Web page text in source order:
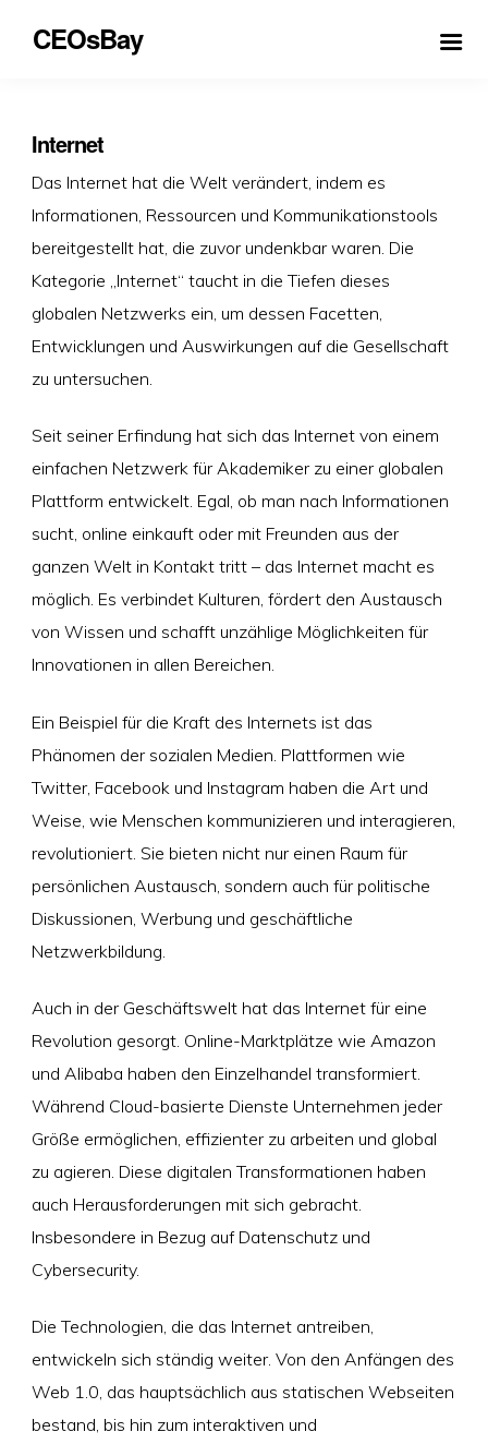
CEOsBay
Internet
Das Internet hat die Welt verändert, indem es
Informationen, Ressourcen und Kommunikationstools
bereitgestellt hat, die zuvor undenkbar waren. Die
Kategorie „Internet“ taucht in die Tiefen dieses
globalen Netzwerks ein, um dessen Facetten,
Entwicklungen und Auswirkungen auf die Gesellschaft
zu untersuchen.
Seit seiner Erfindung hat sich das Internet von einem
einfachen Netzwerk für Akademiker zu einer globalen
Plattform entwickelt. Egal, ob man nach Informationen
sucht, online einkauft oder mit Freunden aus der
ganzen Welt in Kontakt tritt – das Internet macht es
möglich. Es verbindet Kulturen, fördert den Austausch
von Wissen und schafft unzählige Möglichkeiten für
Innovationen in allen Bereichen.
Ein Beispiel für die Kraft des Internets ist das
Phänomen der sozialen Medien. Plattformen wie
Twitter, Facebook und Instagram haben die Art und
Weise, wie Menschen kommunizieren und interagieren,
revolutioniert. Sie bieten nicht nur einen Raum für
persönlichen Austausch, sondern auch für politische
Diskussionen, Werbung und geschäftliche
Netzwerkbildung.
Auch in der Geschäftswelt hat das Internet für eine
Revolution gesorgt. Online-Marktplätze wie Amazon
und Alibaba haben den Einzelhandel transformiert.
Während Cloud-basierte Dienste Unternehmen jeder
Größe ermöglichen, effizienter zu arbeiten und global
zu agieren. Diese digitalen Transformationen haben
auch Herausforderungen mit sich gebracht.
Insbesondere in Bezug auf Datenschutz und
Cybersecurity.
Die Technologien, die das Internet antreiben,
entwickeln sich ständig weiter. Von den Anfängen des
Web 1.0, das hauptsächlich aus statischen Webseiten
bestand, bis hin zum interaktiven und